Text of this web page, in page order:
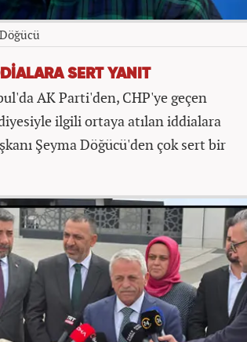
SERT YANIT
AK Parti'den, CHP'ye geçen
ilgili ortaya atılan iddialara
Şeyma Döğücü'den çok sert bir